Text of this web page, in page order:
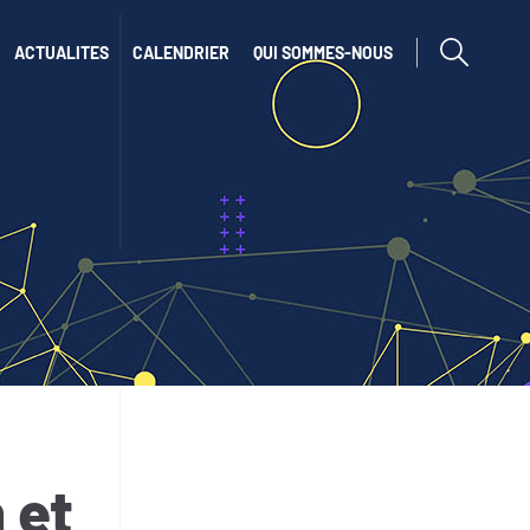
ACTUALITES CALENDRIER QUI SOMMES-NOUS afficher ou
et